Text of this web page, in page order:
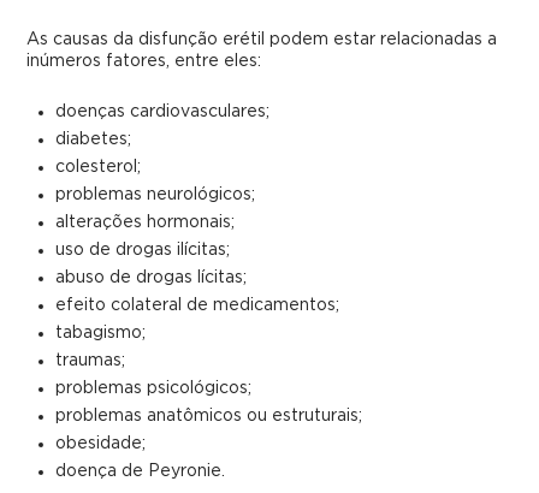
As causas da disfunção erétil podem estar relacionadas a
inúmeros fatores, entre eles:
doenças cardiovasculares;
diabetes;
colesterol;
problemas neurológicos;
alterações hormonais;
uso de drogas ilícitas;
abuso de drogas lícitas;
efeito colateral de medicamentos;
tabagismo;
traumas;
problemas psicológicos;
problemas anatômicos ou estruturais;
obesidade;
doença de Peyronie.